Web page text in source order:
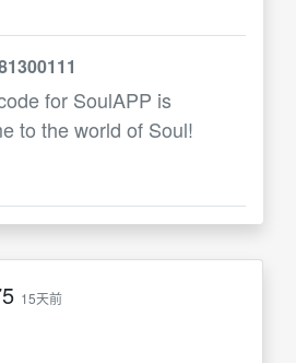
for SoulAPP is
to the world of Soul!
15天前